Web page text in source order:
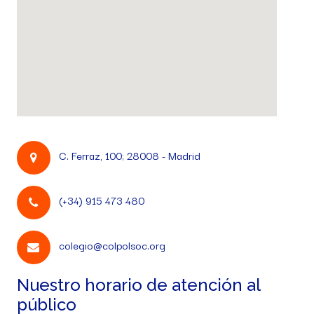
C. Ferraz, 100; 28008 - Madrid
(+34) 915 473 480
colegio@colpolsoc.org
Nuestro horario de atención al
público